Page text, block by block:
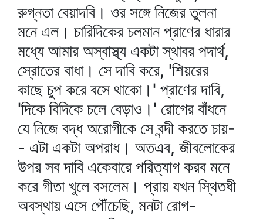
রুগ্নতা বেয়াদবি। ওর সঙ্গে নিজের তুলনা
মনে এল। চারিদিকের চলমান প্রাণের ধারার
মধ্যে আমার অস্বাস্থ্য একটা স্থাবর পদার্থ,
স্রোতের বাধা। সে দাবি করে, 'শিয়রের
কাছে চুপ করে বসে থাকো।' প্রাণের দাবি,
'দিকে বিদিকে চলে বেড়াও।' রোগের বাঁধনে
যে নিজে বদ্ধ অরোগীকে সে বন্দী করতে চায়-
- এটা একটা অপরাধ। অতএব, জীবলোকের
উপর সব দাবি একেবারে পরিত্যাগ করব মনে
করে গীতা খুলে বসলেম। প্রায় যখন স্থিতধী
অবস্থায় এসে পৌঁচেছি, মনটা রোগ-